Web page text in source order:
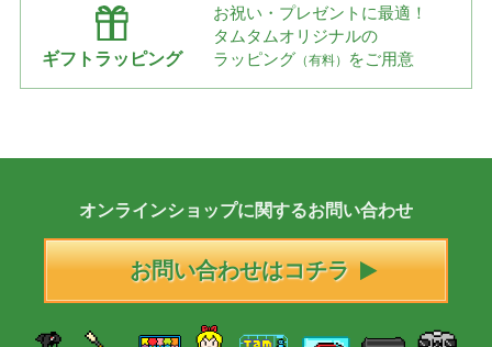
ギフトラッピング
お祝い・プレゼントに最適！
タムタムオリジナルの
ラッピング （有料） をご用意
オンラインショップに関するお問い合わせ
お問い合わせはコチラ